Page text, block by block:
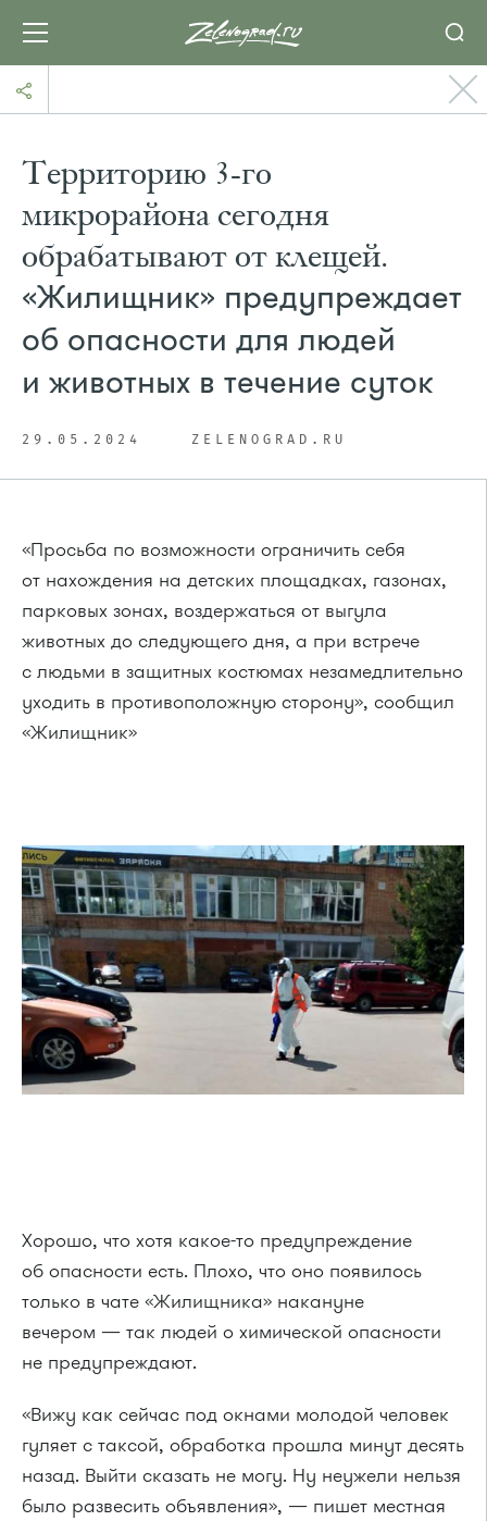
Территорию 3-го
микрорайона сегодня
обрабатывают от клещей.
«Жилищник» предупреждает
об опасности для людей
и животных в течение суток
29.05.2024 ZELENOGRAD.RU
«Просьба по возможности ограничить себя
от нахождения на детских площадках, газонах,
парковых зонах, воздержаться от выгула
животных до следующего дня, а при встрече
с людьми в защитных костюмах незамедлительно
уходить в противоположную сторону», сообщил
«Жилищник»
Хорошо, что хотя какое-то предупреждение
об опасности есть. Плохо, что оно появилось
только в чате «Жилищника» накануне
вечером — так людей о химической опасности
не предупреждают.
«Вижу как сейчас под окнами молодой человек
гуляет с таксой, обработка прошла минут десять
назад. Выйти сказать не могу. Ну неужели нельзя
было развесить объявления», — пишет местная